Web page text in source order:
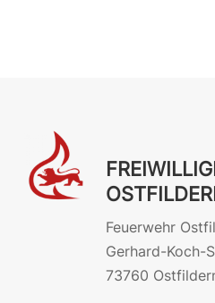
Feuerwehr
Gerhard-Koch-
73760